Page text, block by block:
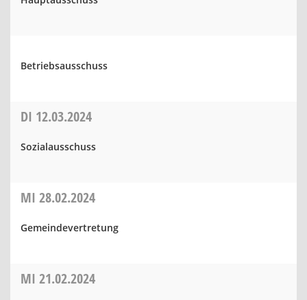
Betriebsausschuss
DI 12.03.2024
Sozialausschuss
MI 28.02.2024
Gemeindevertretung
MI 21.02.2024